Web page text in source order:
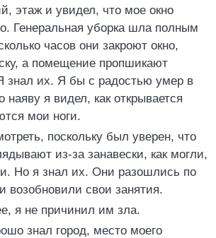
этаж и увидел, что мое окно
Генеральная уборка шла полным
часов они закроют окно,
а помещение пропшикают
знал их. Я бы с радостью умер в
я видел, как открывается
мои ноги.
поскольку был уверен, что
из-за занавески, как могли,
Но я знал их. Они разошлись по
возобновили свои занятия.
я не причинил им зла.
знал город, место моего